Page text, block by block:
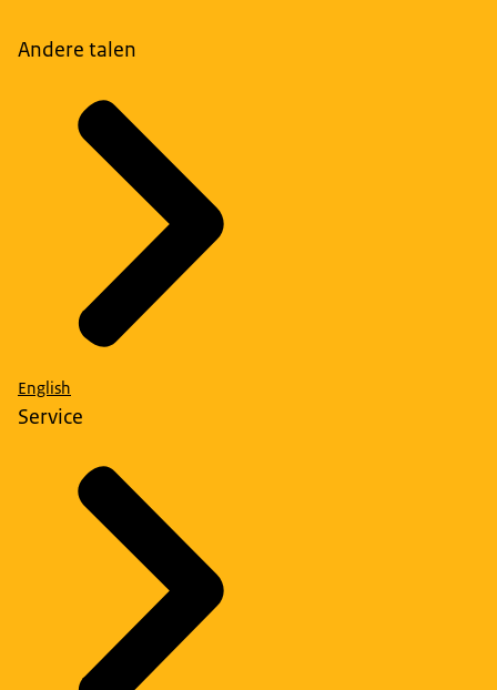
Andere talen
English
Service